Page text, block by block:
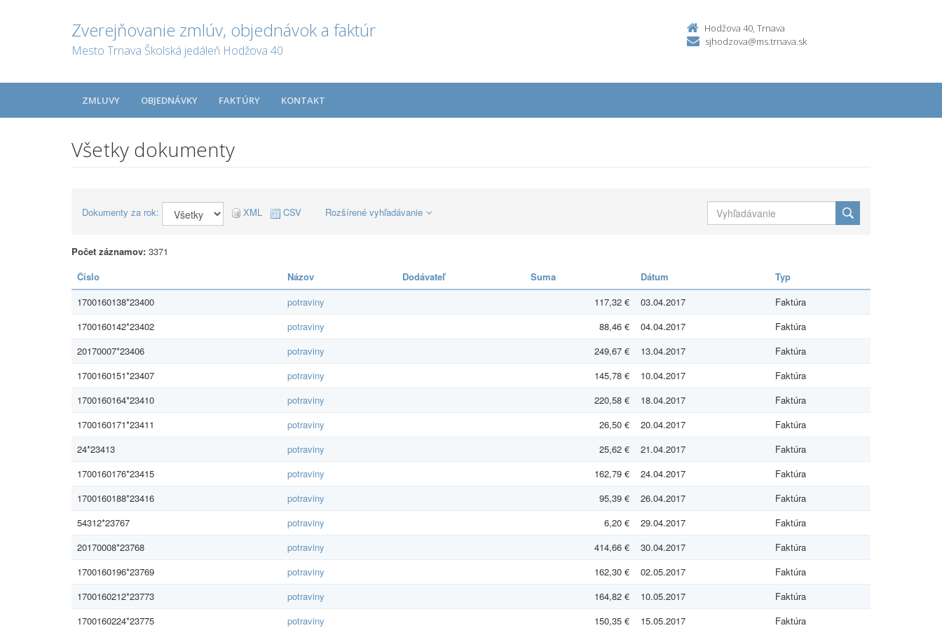
Zverejňovanie zmlúv, objednávok a faktúr
Mesto Trnava Školská jedáleň Hodžova 40
Hodžova 40, Trnava
sjhodzova@ms.trnava.sk
ZMLUVY OBJEDNÁVKY FAKTÚRY KONTAKT
Všetky dokumenty
Dokumenty za rok: XML CSV Rozšírené vyhľadávanie
Počet záznamov: 3371
Číslo
Názov Dodávateľ Suma Dátum
Typ
1700160138*23400
potraviny 117,32 € 03.04.2017
Faktúra
1700160142*23402
potraviny 88,46 € 04.04.2017
Faktúra
20170007*23406
potraviny 249,67 € 13.04.2017
Faktúra
1700160151*23407
potraviny 145,78 € 10.04.2017
Faktúra
1700160164*23410
potraviny 220,58 € 18.04.2017
Faktúra
1700160171*23411
potraviny 26,50 € 20.04.2017
Faktúra
24*23413
potraviny 25,62 € 21.04.2017
Faktúra
1700160176*23415
potraviny 162,79 € 24.04.2017
Faktúra
1700160188*23416
potraviny 95,39 € 26.04.2017
Faktúra
54312*23767
potraviny 6,20 € 29.04.2017
Faktúra
20170008*23768
potraviny 414,66 € 30.04.2017
Faktúra
1700160196*23769
potraviny 162,30 € 02.05.2017
Faktúra
1700160212*23773
potraviny 164,82 € 10.05.2017
Faktúra
1700160224*23775
potraviny 150,35 € 15.05.2017 Faktúra